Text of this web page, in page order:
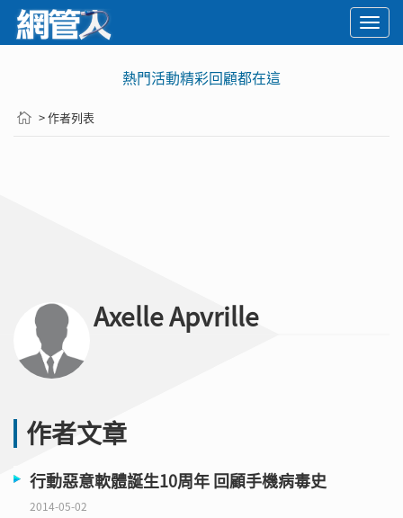
熱門活動精彩回顧都在這
> 作者列表
Axelle Apvrille
作者文章
行動惡意軟體誕生10周年 回顧手機病毒史
2014-05-02